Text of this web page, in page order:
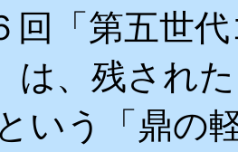
回「第五世
は、残され
いう「鼎の